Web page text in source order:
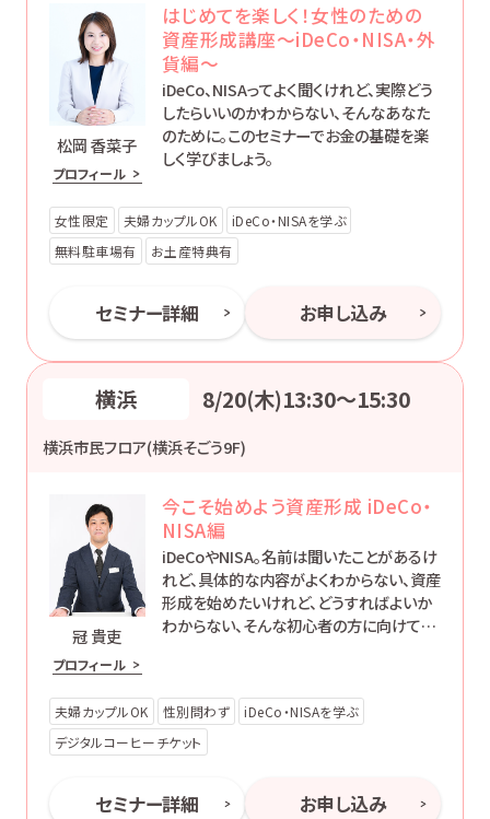
松岡 香菜子
プロフィール
はじめてを楽しく！女性のための
資産形成講座～iDeCo・NISA・外
貨編～
iDeCo、NISAってよく聞くけれど、実際どう
したらいいのかわからない、そんなあなた
のために。このセミナーでお金の基礎を楽
しく学びましょう。
女性限定 夫婦カップルOK
iDeCo・NISAを学ぶ
無料駐車場有
お土産特典有
セミナー詳細 お申し込み
横浜 8/20(木)13:30〜15:30
横浜市民フロア(横浜そごう9F)
冠 貴吏
プロフィール
今こそ始めよう資産形成 iDeCo・
NISA編
iDeCoやNISA。名前は聞いたことがあるけ
れど、具体的な内容がよくわからない、資産
形成を始めたいけれど、どうすればよいか
わからない、そんな初心者の方に向けて、
方法をお伝えします。
夫婦カップルOK 性別問わず
iDeCo・NISAを学ぶ
デジタルコーヒーチケット
セミナー詳細 お申し込み